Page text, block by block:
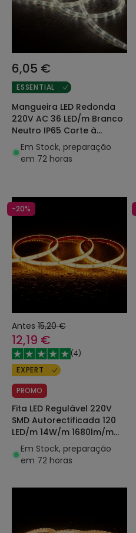
6,05 €
ESSENTIAL
Mangueira LED Redonda
220V AC 36 LED/m Branco
Neutro IP65 Corte à
Medida a cada 100cm
Em Stock, preparação
em 72 horas
-20%
Antes 15,20 €
12,19 €
(4)
EXPERT
PROMO
Fita LED Regulável 220V
SMD Autorectificada 120
LED/m 14W/m 1680lm/m
SILICONE FLEX Largura
12mm Corte 10cm IP67 à
Em Stock, preparação
em 72 horas